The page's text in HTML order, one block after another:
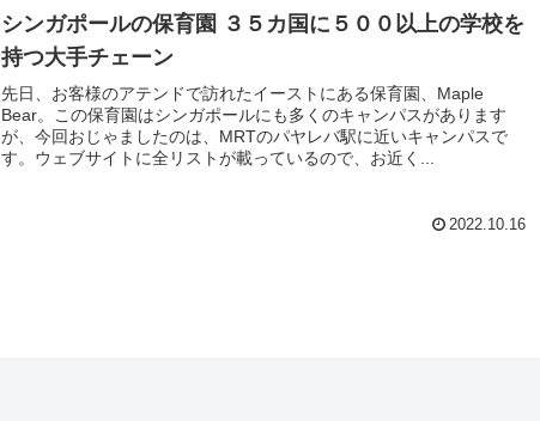
シンガポールの保育園 ３５カ国に５００以上の学校を
持つ大手チェーン
先日、お客様のアテンドで訪れたイーストにある保育園、Maple
Bear。この保育園はシンガポールにも多くのキャンパスがあります
が、今回おじゃましたのは、MRTのパヤレバ駅に近いキャンパスで
す。ウェブサイトに全リストが載っているので、お近く...
2022.10.16